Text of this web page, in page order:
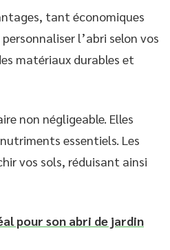
tant économiques
l’abri selon vos
matériaux durables et
non négligeable. Elles
essentiels. Les
vos sols, réduisant ainsi
pour son abri de jardin